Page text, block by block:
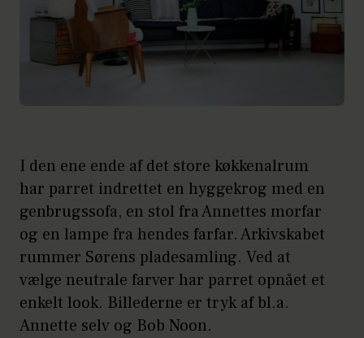
I den ene ende af det store køkkenalrum
har parret indrettet en hyggekrog med en
genbrugssofa, en stol fra Annettes morfar
og en lampe fra hendes farfar. Arkivskabet
rummer Sørens pladesamling. Ved at
vælge neutrale farver har parret opnået et
enkelt look. Billederne er tryk af bl.a.
Annette selv og Bob Noon.